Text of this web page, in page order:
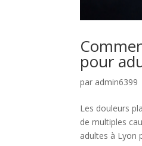
pour
par admin6399
Les douleurs
de multiples
adultes à Lyon